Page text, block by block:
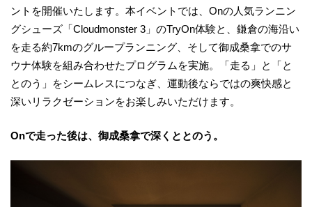
ントを開催いたします。本イベントでは、Onの人気ランニン
グシューズ「Cloudmonster 3」のTryOn体験と、鎌倉の海沿い
を走る約7kmのグループランニング、そして御成桑拿でのサ
ウナ体験を組み合わせたプログラムを実施。「走る」と「と
とのう」をシームレスにつなぎ、運動後ならではの爽快感と
深いリラクゼーションをお楽しみいただけます。
Onで走った後は、御成桑拿で深くととのう。